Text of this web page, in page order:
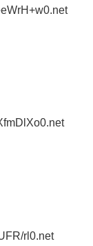
rl0.net